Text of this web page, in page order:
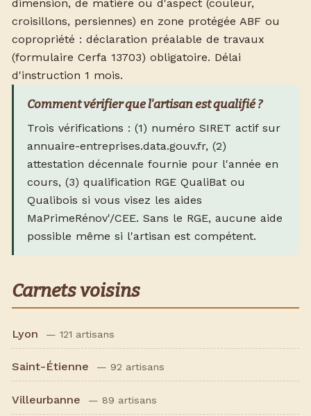
dimension, de matière ou d'aspect (couleur,
croisillons, persiennes) en zone protégée ABF ou
copropriété : déclaration préalable de travaux
(formulaire Cerfa 13703) obligatoire. Délai
d'instruction 1 mois.
Comment vérifier que l'artisan est qualifié ?
Trois vérifications : (1) numéro SIRET actif sur
annuaire-entreprises.data.gouv.fr, (2)
attestation décennale fournie pour l'année en
cours, (3) qualification RGE QualiBat ou
Qualibois si vous visez les aides
MaPrimeRénov'/CEE. Sans le RGE, aucune aide
possible même si l'artisan est compétent.
Carnets voisins
Lyon — 121 artisans
Saint-Étienne — 92 artisans
Villeurbanne — 89 artisans